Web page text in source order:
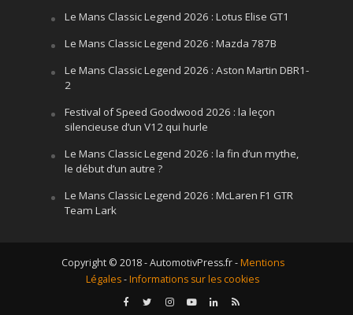
Le Mans Classic Legend 2026 : Lotus Elise GT1
Le Mans Classic Legend 2026 : Mazda 787B
Le Mans Classic Legend 2026 : Aston Martin DBR1-
2
Festival of Speed Goodwood 2026 : la leçon
silencieuse d’un V12 qui hurle
Le Mans Classic Legend 2026 : la fin d’un mythe,
le début d’un autre ?
Le Mans Classic Legend 2026 : McLaren F1 GTR
Team Lark
Copyright © 2018 - AutomotivPress.fr -Mentions
Légales-Informations sur les cookies